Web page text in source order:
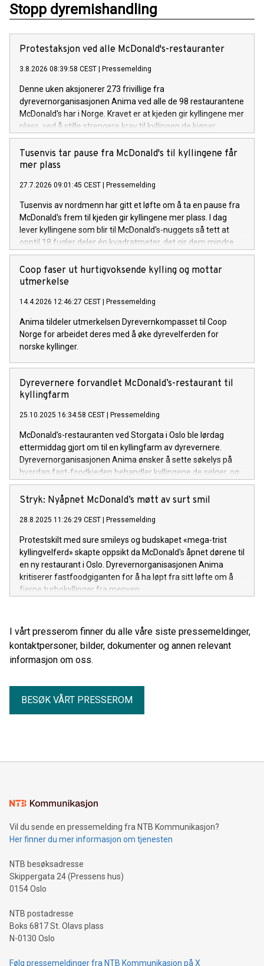
Stopp dyremishandling
Protestaksjon ved alle McDonald's-restauranter
3.8.2026 08:39:58 CEST Pressemelding
Denne uken aksjonerer 273 frivillige fra
dyrevernorganisasjonen Anima ved alle de 98 restaurantene
McDonald's har i Norge. Kravet er at kjeden gir kyllingene mer
plass, ved å stille strengere krav til kyllingen de kjøper.
Tusenvis tar pause fra McDonald's til kyllingene får
mer plass
27.7.2026 09:01:45 CEST Pressemelding
Tusenvis av nordmenn har gitt et løfte om å ta en pause fra
McDonald's frem til kjeden gir kyllingene mer plass. I dag
lever kyllingene som blir til McDonald's-nuggets så tett at
opptil 18 fugler deler én kvadratmeter, det gir dem mindre
plass enn et A4-ark hver.
Coop faser ut hurtigvoksende kylling og mottar
utmerkelse
14.4.2026 12:46:27 CEST Pressemelding
Anima tildeler utmerkelsen Dyrevernkompasset til Coop
Norge for arbeidet deres med å øke dyrevelferden for
norske kyllinger.
Dyrevernere forvandlet McDonald’s-restaurant til
kyllingfarm
25.10.2025 16:34:58 CEST Pressemelding
McDonald’s-restauranten ved Storgata i Oslo ble lørdag
ettermiddag gjort om til en kyllingfarm av dyrevernere.
Dyrevernorganisasjonen Anima ønsker å sette søkelys på
hvordan fast-foodkjeden behandler kyllingene de selger, og
krever at giganten faser ut turbokylling og gir fuglene mer
plass.
Stryk: Nyåpnet McDonald’s møtt av surt smil
28.8.2025 11:26:29 CEST Pressemelding
Protestskilt med sure smileys og budskapet «mega-trist
kyllingvelferd» skapte oppsikt da McDonald's åpnet dørene til
en ny restaurant i Oslo. Dyrevernorganisasjonen Anima
kritiserer fastfoodgiganten for å ha løpt fra sitt løfte om å
fjerne turbokyllinger fra menyen.
I vårt presserom finner du alle våre siste pressemeldinger,
kontaktpersoner, bilder, dokumenter og annen relevant
informasjon om oss.
BESØK VÅRT PRESSEROM
Vil du sende en pressemelding fra NTB Kommunikasjon?
Her finner du mer informasjon om tjenesten
NTB besøksadresse
Skippergata 24 (Pressens hus)
0154 Oslo
NTB postadresse
Boks 6817 St. Olavs plass
N-0130 Oslo
Følg pressemeldinger fra NTB Kommunikasjon på X